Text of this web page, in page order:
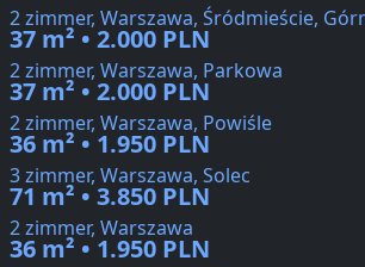
2 zimmer, Warszawa, Śródmieście,
37 m² • 2.000 PLN
2 zimmer, Warszawa, Parkowa
37 m² • 2.000 PLN
2 zimmer, Warszawa, Powiśle
36 m² • 1.950 PLN
3 zimmer, Warszawa, Solec
71 m² • 3.850 PLN
2 zimmer, Warszawa
36 m² • 1.950 PLN